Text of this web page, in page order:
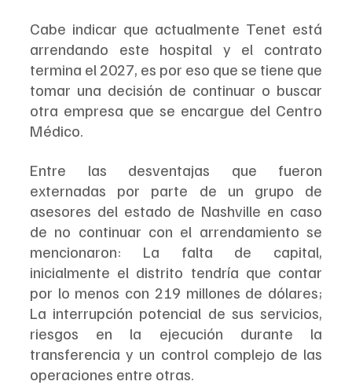
Cabe indicar que actualmente Tenet está
arrendando este hospital y el contrato
termina el 2027, es por eso que se tiene que
tomar una decisión de continuar o buscar
otra empresa que se encargue del Centro
Médico.
Entre las desventajas que fueron
externadas por parte de un grupo de
asesores del estado de Nashville en caso
de no continuar con el arrendamiento se
mencionaron: La falta de capital,
inicialmente el distrito tendría que contar
por lo menos con 219 millones de dólares;
La interrupción potencial de sus servicios,
riesgos en la ejecución durante la
transferencia y un control complejo de las
operaciones entre otras.